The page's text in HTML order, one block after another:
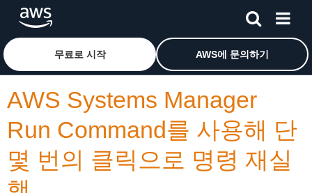
메인 콘텐츠로 건너뛰기Amazon Web Services 홈 페이지로 돌아가려면 여기를 클
무료로 시작 AWS에 문의하기
AWS Systems Manager
Run Command를 사용해 단
몇 번의 클릭으로 명령 재실